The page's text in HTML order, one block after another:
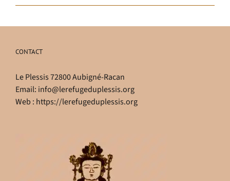
CONTACT
Le Plessis 72800 Aubigné-Racan
Email: info@lerefugeduplessis.org
Web : https://lerefugeduplessis.org